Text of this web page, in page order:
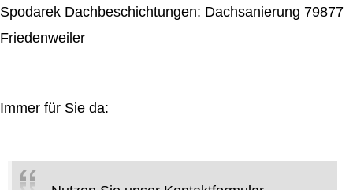
Spodarek Dachbeschichtungen: Dachsanierung 79877
Friedenweiler
Immer für Sie da: